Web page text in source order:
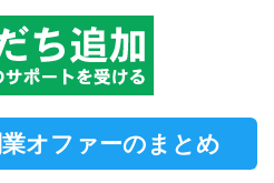
オファーのまとめ